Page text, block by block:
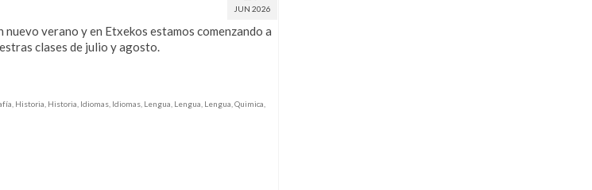
JUN 2026
nuevo verano y en Etxekos estamos comenzando a
clases de julio y agosto.
Historia Historia Idiomas, Idiomas, Lengua Lengua Lengua Quimica